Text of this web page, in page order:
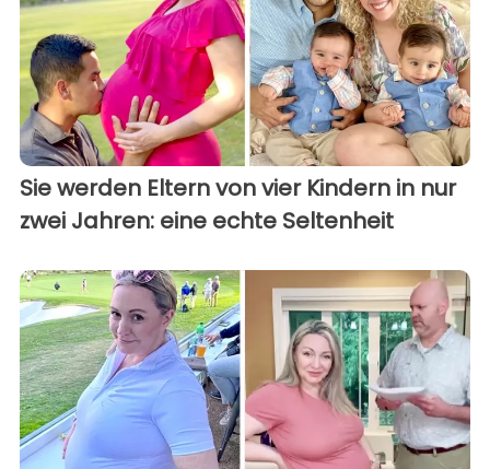
Sie werden Eltern von vier Kindern in nur
zwei Jahren: eine echte Seltenheit